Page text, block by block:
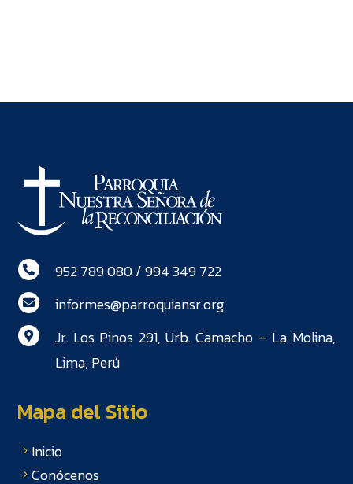
 952 789 080 / 994 349 722
 informes@parroquiansr.org

Jr. Los Pinos 291, Urb. Camacho – La Molina,
Lima, Perú
Mapa del Sitio
Inicio
Conócenos